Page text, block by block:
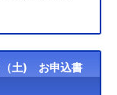
（土) お申込書